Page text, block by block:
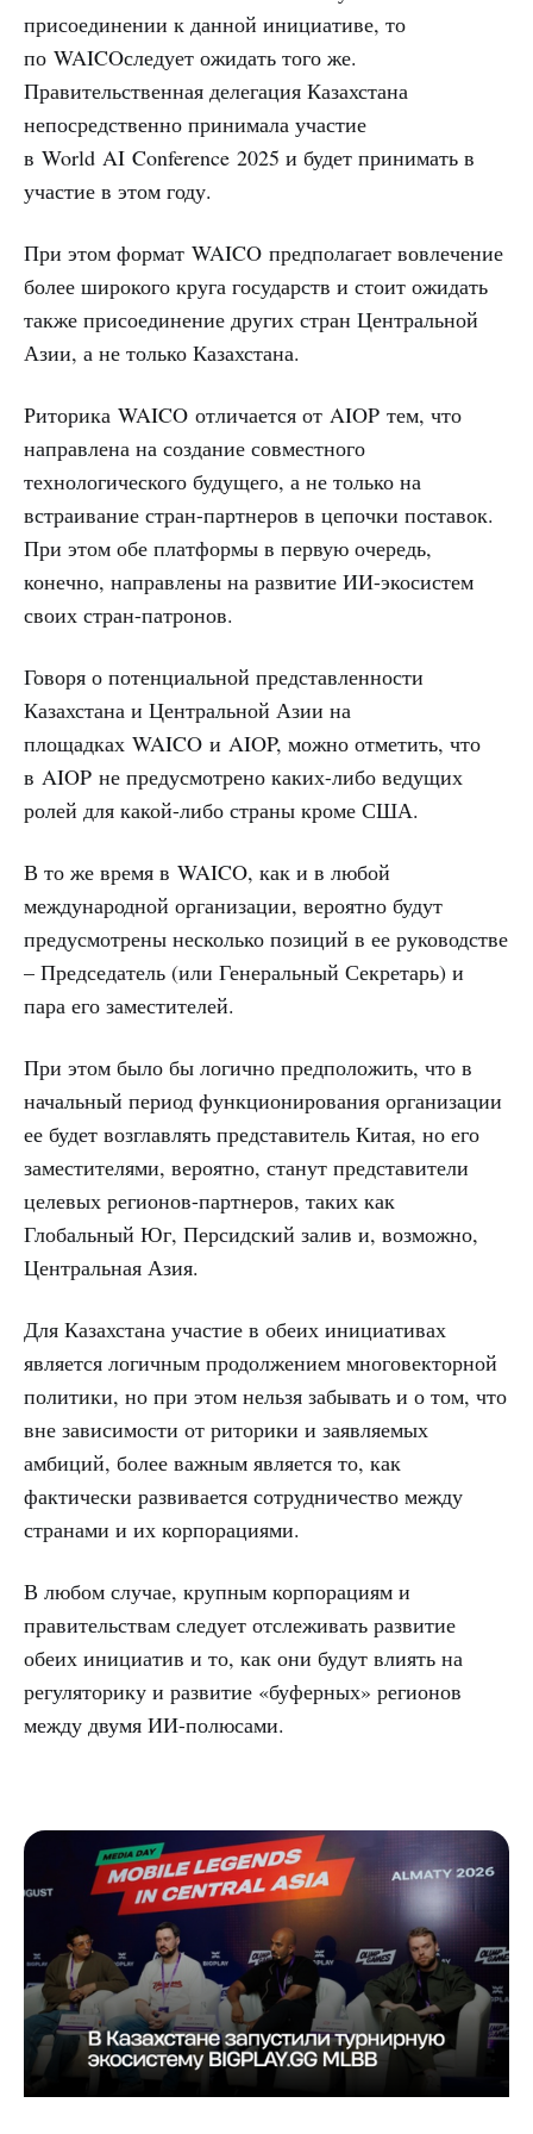
присоединении к данной инициативе, то
по WAICOследует ожидать того же.
Правительственная делегация Казахстана
непосредственно принимала участие
в World AI Conference 2025 и будет принимать в
участие в этом году.
При этом формат WAICO предполагает вовлечение
более широкого круга государств и стоит ожидать
также присоединение других стран Центральной
Азии, а не только Казахстана.
Риторика WAICO отличается от AIOP тем, что
направлена на создание совместного
технологического будущего, а не только на
встраивание стран-партнеров в цепочки поставок.
При этом обе платформы в первую очередь,
конечно, направлены на развитие ИИ-экосистем
своих стран-патронов.
Говоря о потенциальной представленности
Казахстана и Центральной Азии на
площадках WAICO и AIOP, можно отметить, что
в AIOP не предусмотрено каких-либо ведущих
ролей для какой-либо страны кроме США.
В то же время в WAICO, как и в любой
международной организации, вероятно будут
предусмотрены несколько позиций в ее руководстве
– Председатель (или Генеральный Секретарь) и
пара его заместителей.
При этом было бы логично предположить, что в
начальный период функционирования организации
ее будет возглавлять представитель Китая, но его
заместителями, вероятно, станут представители
целевых регионов-партнеров, таких как
Глобальный Юг, Персидский залив и, возможно,
Центральная Азия.
Для Казахстана участие в обеих инициативах
является логичным продолжением многовекторной
политики, но при этом нельзя забывать и о том, что
вне зависимости от риторики и заявляемых
амбиций, более важным является то, как
фактически развивается сотрудничество между
странами и их корпорациями.
В любом случае, крупным корпорациям и
правительствам следует отслеживать развитие
обеих инициатив и то, как они будут влиять на
регуляторику и развитие «буферных» регионов
между двумя ИИ-полюсами.